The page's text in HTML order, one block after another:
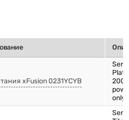
xFusion 0231YCYB
only